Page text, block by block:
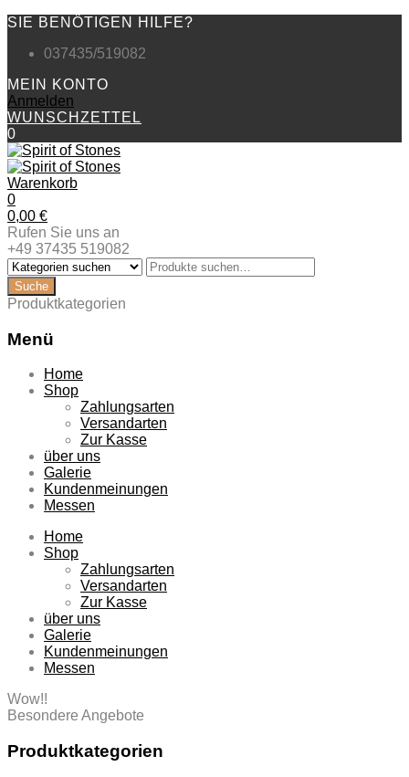
SIE BENÖTIGEN HILFE?
037435/519082
MEIN KONTO
Anmelden
WUNSCHZETTEL
0
Warenkorb
0
0,00 €
Rufen Sie uns an
+49 37435 519082
Produktkategorien
Menü
Zum
Inhalt
Home
Shop
Zahlungsarten
Versandarten
Zur Kasse
über uns
Galerie
Kundenmeinungen
Messen
Home
Shop
Zahlungsarten
Versandarten
Zur Kasse
über uns
Galerie
Kundenmeinungen
Messen
Wow!!
Besondere Angebote
Produktkategorien